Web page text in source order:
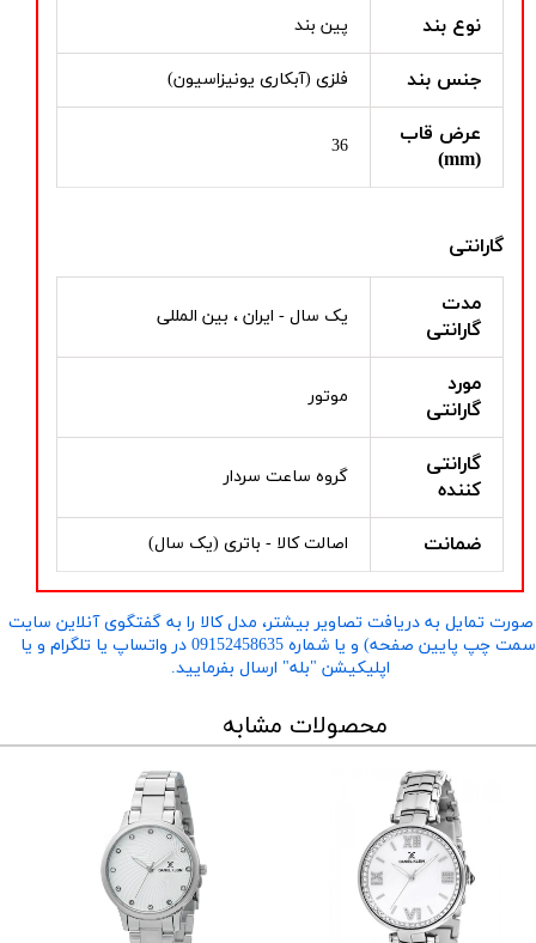
نوع بند پین بند
جنس بند فلزی (آبکاری یونیزاسیون)
عرض قاب
(mm)
36
گارانتی
مدت
گارانتی
یک سال - ایران ، بین المللی
مورد
گارانتی
موتور
گارانتی
کننده
گروه ساعت سردار
ضمانت اصالت کالا - باتری (یک سال)
تمایل به دریافت تصاویر بیشتر، مدل کالا را به گفتگوی آنلاین سایت
​​​​​​​(سمت چپ پایین صفحه) و یا شماره 09152458635 در واتساپ یا تلگرام و یا
اپلیکیشن "بله" ارسال بفرمایید.
محصولات مشابه